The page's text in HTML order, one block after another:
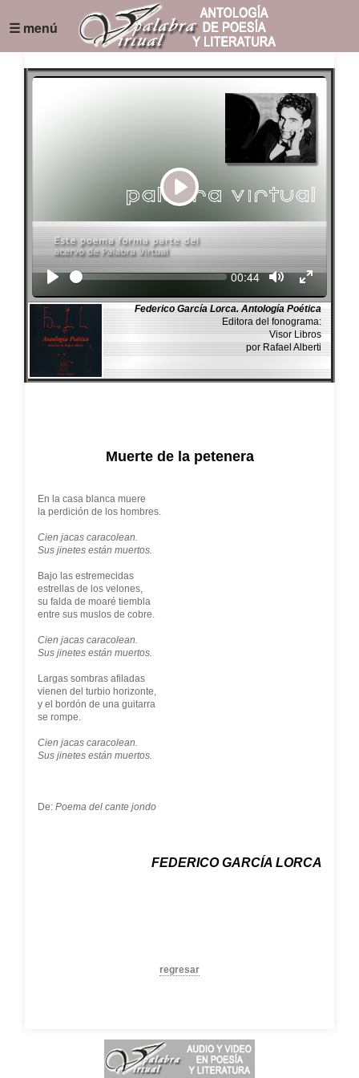
☰ menú
Play
Seek Current
00:44
Federico García Lorca. Antología Poética
Editora del fonograma:
Visor Libros
por Rafael Alberti
Muerte de la petenera
En la casa blanca muere
la perdición de los hombres.
Cien jacas caracolean.
Sus jinetes están muertos.
Bajo las estremecidas
estrellas de los velones,
su falda de moaré tiembla
entre sus muslos de cobre.
Cien jacas caracolean.
Sus jinetes están muertos.
Largas sombras afiladas
vienen del turbio horizonte,
y el bordón de una guitarra
se rompe.
Cien jacas caracolean.
Sus jinetes están muertos.
De: Poema del cante jondo
FEDERICO GARCÍA LORCA
regresar